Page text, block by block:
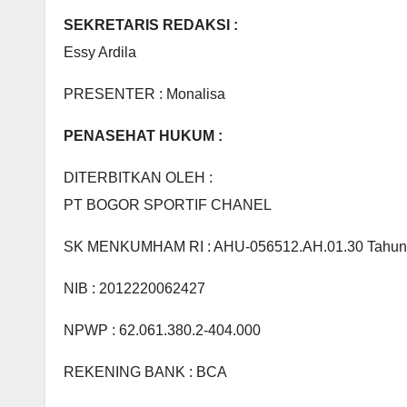
SEKRETARIS REDAKSI :
Essy Ardila
PRESENTER : Monalisa
PENASEHAT HUKUM :
DITERBITKAN OLEH :
PT BOGOR SPORTIF CHANEL
SK MENKUMHAM RI : AHU-056512.AH.01.30
NIB : 2012220062427
NPWP : 62.061.380.2-404.000
REKENING BANK : BCA